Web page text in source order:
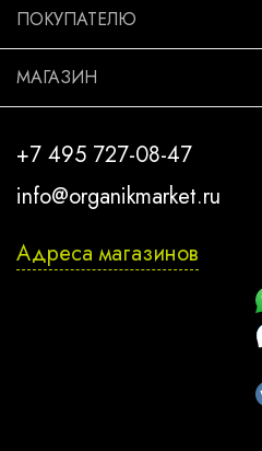
ПОКУПАТЕЛЮ
МАГАЗИН
+7 495 727-08-47
info@organikmarket.ru
Адреса магазинов